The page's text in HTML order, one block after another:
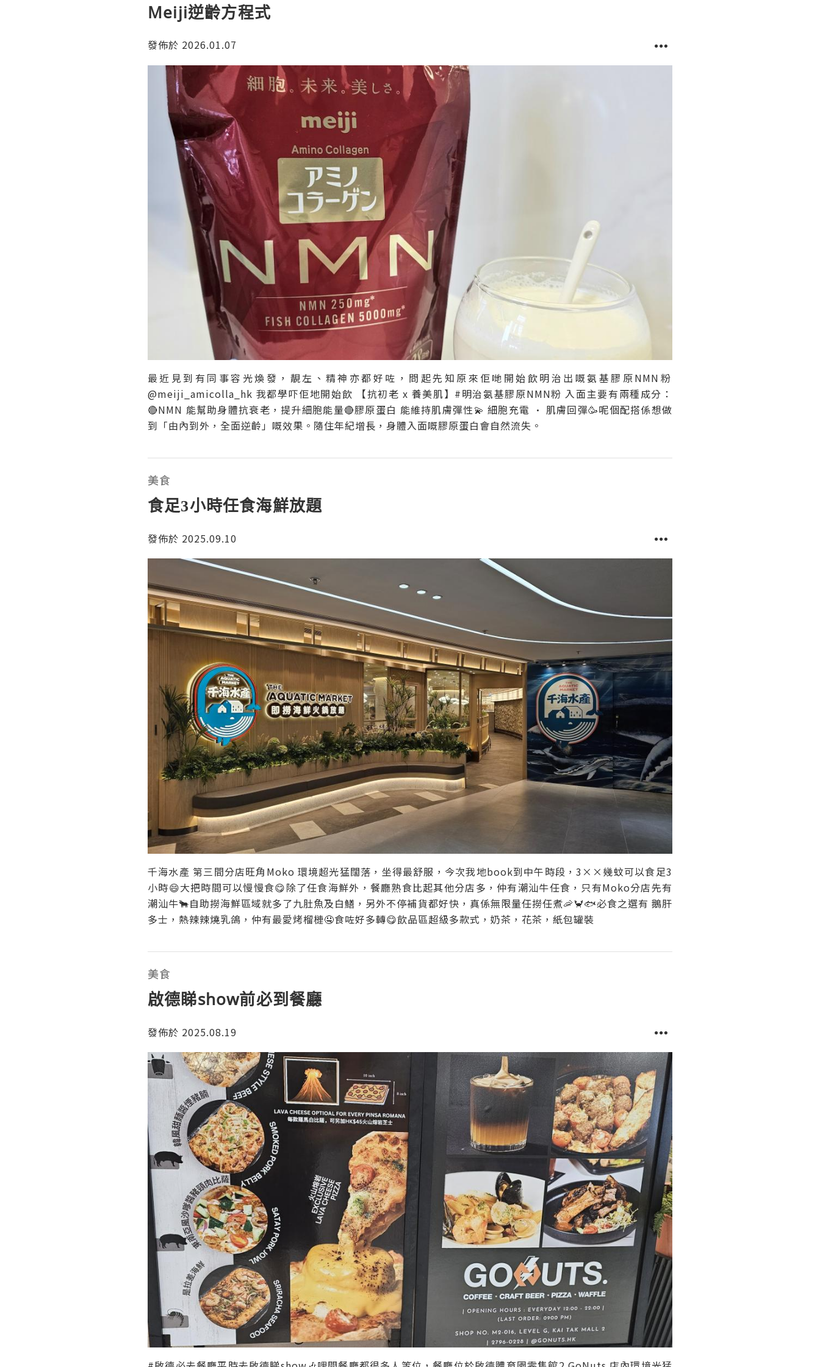
Meiji逆齡方程式
發佈於 2026.01.07
最近見到有同事容光煥發，靚左、精神亦都好咗，問起先知原來佢哋開始飲明治出嘅氨基膠原NMN粉
@meiji_amicolla_hk 我都學吓佢地開始飲 【抗初老 x 養美肌】#明治氨基膠原NMN粉 入面主要有兩種成分：
🔴NMN 能幫助身體抗衰老，提升細胞能量🔴膠原蛋白 能維持肌膚彈性💫 細胞充電 · 肌膚回彈🥳呢個配搭係想做
到「由內到外，全面逆齡」嘅效果。隨住年紀增長，身體入面嘅膠原蛋白會自然流失。
美食
食足3小時任食海鮮放題
發佈於 2025.09.10
千海水產 第三間分店旺角Moko 環境超光猛闊落，坐得最舒服，今次我地book到中午時段，3××幾蚊可以食足3
小時😄大把時間可以慢慢食😋除了任食海鮮外，餐廳熟食比起其他分店多，仲有潮汕牛任食，只有Moko分店先有
潮汕牛🐂自助撈海鮮區域就多了九肚魚及白鱔，另外不停補貨都好快，真係無限量任撈任煮🦐🦀🐟必食之選有 鵝肝
多士，熱辣辣燒乳鴿，仲有最愛烤榴槤🤤食咗好多轉😋飲品區超級多款式，奶茶，花茶，紙包罐裝
美食
啟德睇show前必到餐廳
發佈於 2025.08.19